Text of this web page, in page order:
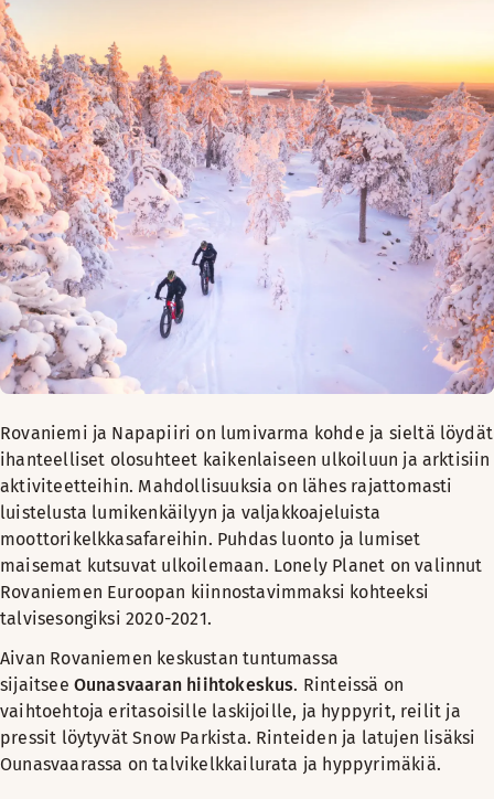
Rovaniemi ja Napapiiri on lumivarma kohde ja sieltä löydät
ihanteelliset olosuhteet kaikenlaiseen ulkoiluun ja arktisiin
aktiviteetteihin. Mahdollisuuksia on lähes rajattomasti
luistelusta lumikenkäilyyn ja valjakkoajeluista
moottorikelkkasafareihin. Puhdas luonto ja lumiset
maisemat kutsuvat ulkoilemaan. Lonely Planet on valinnut
Rovaniemen Euroopan kiinnostavimmaksi kohteeksi
talvisesongiksi 2020-2021.
Aivan Rovaniemen keskustan tuntumassa
sijaitsee Ounasvaaran hiihtokeskus. Rinteissä on
vaihtoehtoja eritasoisille laskijoille, ja hyppyrit, reilit ja
pressit löytyvät Snow Parkista. Rinteiden ja latujen lisäksi
Ounasvaarassa on talvikelkkailurata ja hyppyrimäkiä.